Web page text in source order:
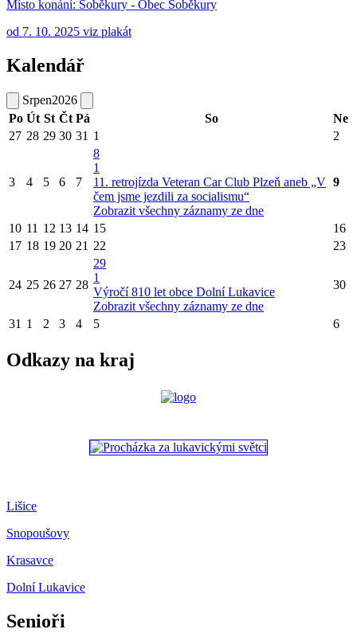
Místo konání: Soběkury - Obec Soběkury
od 7. 10. 2025 viz plakát
Kalendář
Srpen2026
Po Út St Čt Pá So
Ne
27 28 29 30 31 1 2
3 4 5 6 7
8
1
11. retrojízda Veteran Car Club Plzeň aneb „V
čem jsme jezdili za socialismu“
Zobrazit všechny záznamy ze dne
9
10 11 12 13 14 15
16
17 18 19 20 21 22 23
24 25 26 27 28
29
1
Výročí 810 let obce Dolní Lukavice
Zobrazit všechny záznamy ze dne
30
31 1 2 3 4 5 6
Odkazy na kraj
Lišice
Snopoušovy
Krasavce
Dolní Lukavice
Senioři